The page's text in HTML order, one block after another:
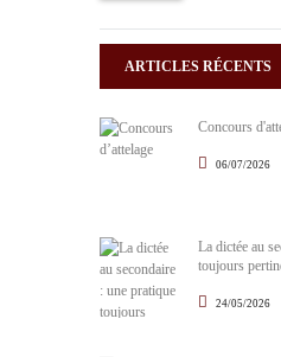
ARTICLES RÉCENTS
Concours
06/07/2026
La dictée au
toujours
24/05/2026